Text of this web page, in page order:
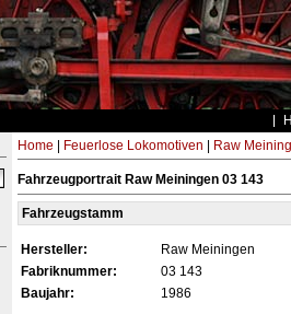
Home Feuerlose Lokomotiven Raw
Fahrzeugportrait Raw Meiningen 03 143
Fahrzeugstamm
Hersteller:
Raw Meiningen
Fabriknummer:
03 143
Baujahr:
1986